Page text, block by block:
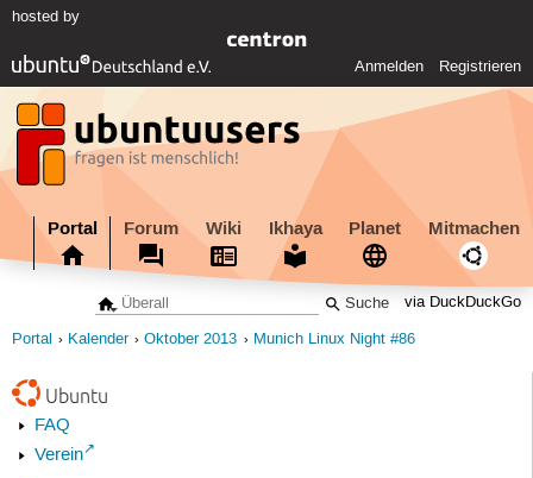
hosted by
Anmelden Registrieren
Portal Forum Wiki Ikhaya Planet Mitmachen
via DuckDuckGo
Portal Kalender Oktober 2013 Munich Linux Night #86
Ubuntu
FAQ
Verein